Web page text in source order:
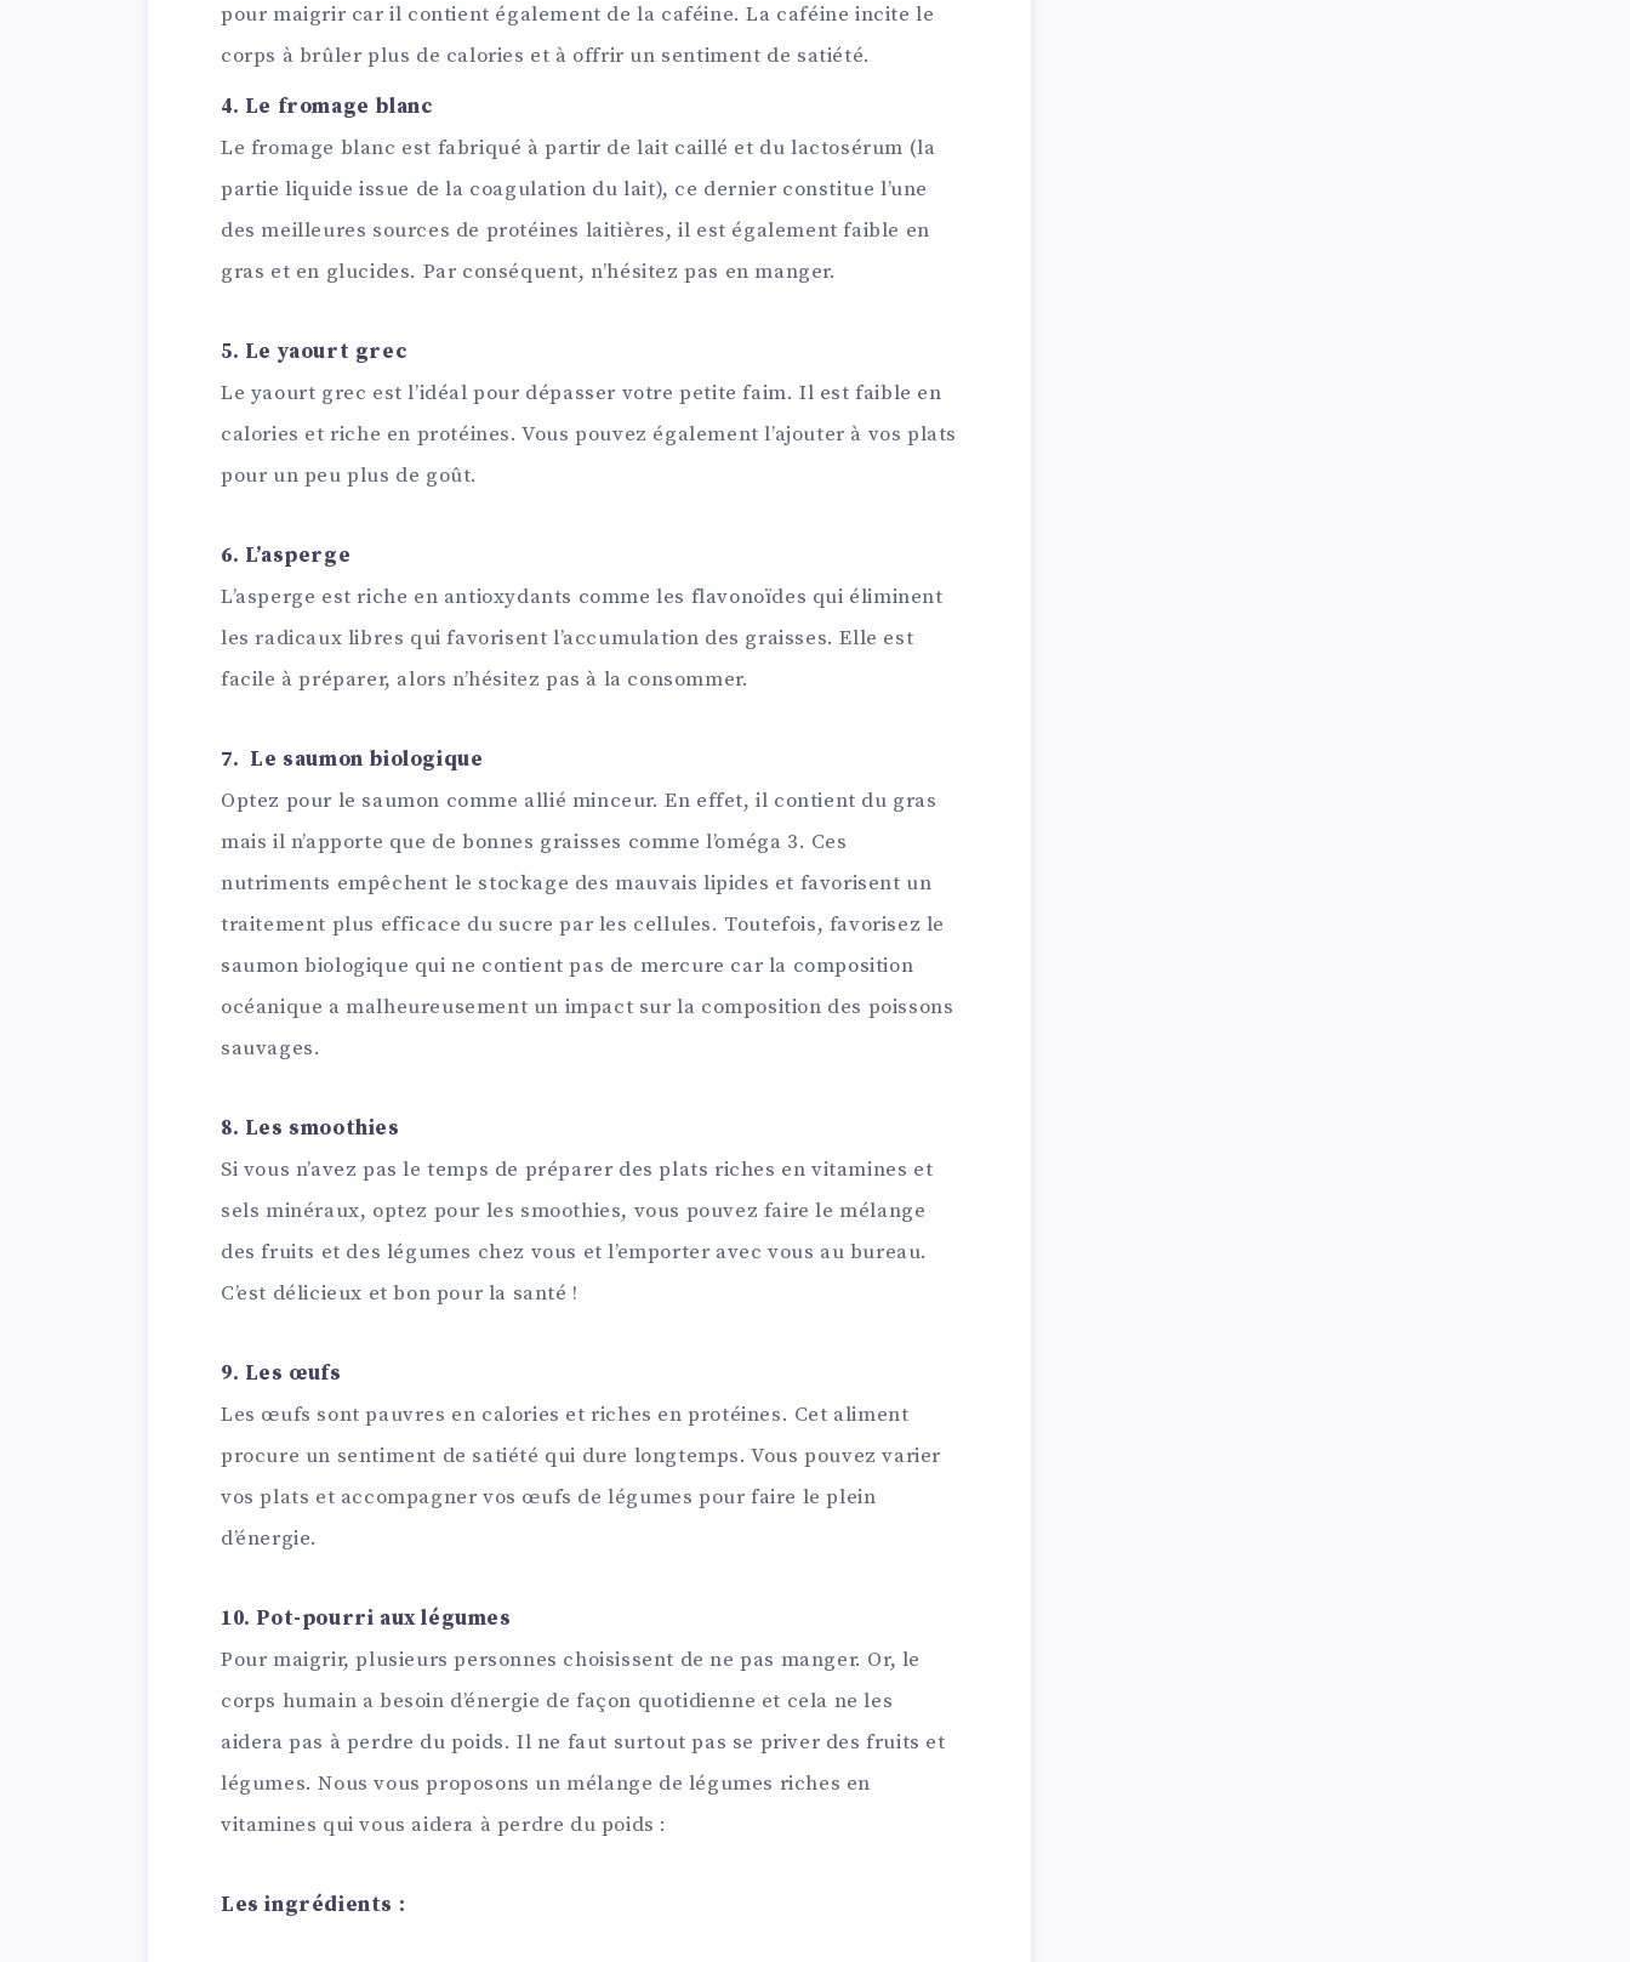
pour maigrir car il contient également de la caféine. La caféine incite le
corps à brûler plus de calories et à offrir un sentiment de satiété.
4. Le fromage blanc
Le fromage blanc est fabriqué à partir de lait caillé et du lactosérum (la
partie liquide issue de la coagulation du lait), ce dernier constitue l’une
des meilleures sources de protéines laitières, il est également faible en
gras et en glucides. Par conséquent, n’hésitez pas en manger.
5. Le yaourt grec
Le yaourt grec est l’idéal pour dépasser votre petite faim. Il est faible en
calories et riche en protéines. Vous pouvez également l’ajouter à vos plats
pour un peu plus de goût.
6. L’asperge
L’asperge est riche en antioxydants comme les flavonoïdes qui éliminent
les radicaux libres qui favorisent l’accumulation des graisses. Elle est
facile à préparer, alors n’hésitez pas à la consommer.
7. Le saumon biologique
Optez pour le saumon comme allié minceur. En effet, il contient du gras
mais il n’apporte que de bonnes graisses comme l’oméga 3. Ces
nutriments empêchent le stockage des mauvais lipides et favorisent un
traitement plus efficace du sucre par les cellules. Toutefois, favorisez le
saumon biologique qui ne contient pas de mercure car la composition
océanique a malheureusement un impact sur la composition des poissons
sauvages.
8. Les smoothies
Si vous n’avez pas le temps de préparer des plats riches en vitamines et
sels minéraux, optez pour les smoothies, vous pouvez faire le mélange
des fruits et des légumes chez vous et l’emporter avec vous au bureau.
C’est délicieux et bon pour la santé !
9. Les œufs
Les œufs sont pauvres en calories et riches en protéines. Cet aliment
procure un sentiment de satiété qui dure longtemps. Vous pouvez varier
vos plats et accompagner vos œufs de légumes pour faire le plein
d’énergie.
10. Pot-pourri aux légumes
Pour maigrir, plusieurs personnes choisissent de ne pas manger. Or, le
corps humain a besoin d’énergie de façon quotidienne et cela ne les
aidera pas à perdre du poids. Il ne faut surtout pas se priver des fruits et
légumes. Nous vous proposons un mélange de légumes riches en
vitamines qui vous aidera à perdre du poids :
Les ingrédients :